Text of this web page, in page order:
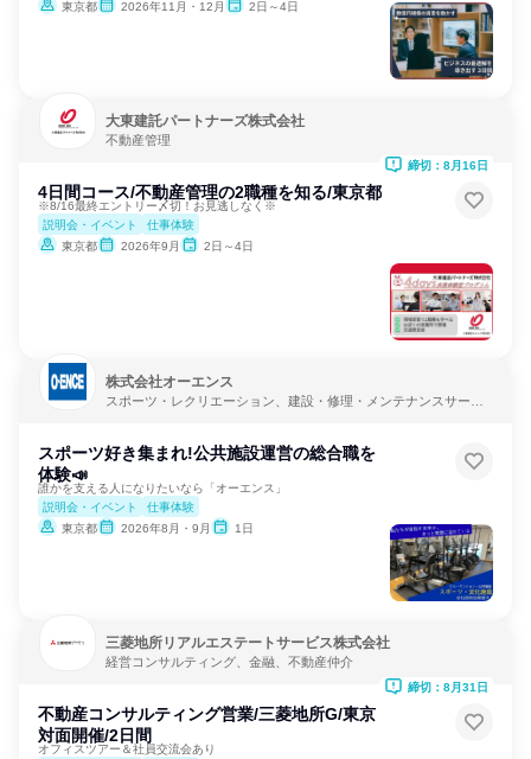
東京都
2026年11月・12月 2日～4日
大東建託パートナーズ株式会社
不動産管理
4日間コース/不動産管理の2職種を知る/東京都
※8/16最終エントリー〆切！お見逃しなく※
説明会・イベント
仕事体験
東京都
2026年9月 2日～4日
締切：8月16日
株式会社オーエンス
スポーツ・レクリエーション、建設・修理・メンテナンスサービ
スポーツ好き集まれ!公共施設運営の総合職を
体験📣
誰かを支える人になりたいなら「オーエンス」
説明会・イベント
仕事体験
東京都
2026年8月・9月 1日
三菱地所リアルエステートサービス株式会社
経営コンサルティング、金融、不動産仲介
不動産コンサルティング営業/三菱地所G/東京
対面開催/2日間
オフィスツアー＆社員交流会あり
締切：8月31日